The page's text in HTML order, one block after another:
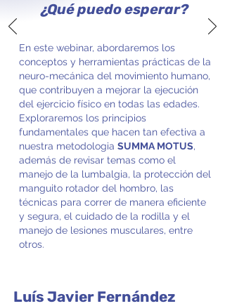
¿Qué puedo esperar?
En este webinar, abordaremos los
conceptos y herramientas prácticas de la
neuro-mecánica del movimiento humano,
que contribuyen a mejorar la ejecución
del ejercicio físico en todas las edades.
Exploraremos los principios
fundamentales que hacen tan efectiva a
nuestra metodologia SUMMA MOTUS,
además de revisar temas como el
manejo de la lumbalgia, la protección del
manguito rotador del hombro, las
técnicas para correr de manera eficiente
y segura, el cuidado de la rodilla y el
manejo de lesiones musculares, entre
otros.
Luís Javier Fernández